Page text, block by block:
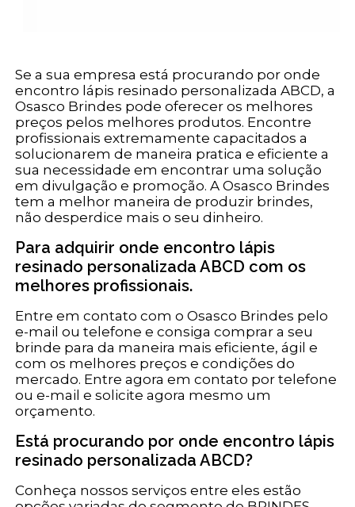
Se a sua empresa está procurando por onde
encontro lápis resinado personalizada ABCD, a
Osasco Brindes pode oferecer os melhores
preços pelos melhores produtos. Encontre
profissionais extremamente capacitados a
solucionarem de maneira pratica e eficiente a
sua necessidade em encontrar uma solução
em divulgação e promoção. A Osasco Brindes
tem a melhor maneira de produzir brindes,
não desperdice mais o seu dinheiro.
Para adquirir onde encontro lápis
resinado personalizada ABCD com os
melhores profissionais.
Entre em contato com o Osasco Brindes pelo
e-mail ou telefone e consiga comprar a seu
brinde para da maneira mais eficiente, ágil e
com os melhores preços e condições do
mercado. Entre agora em contato por telefone
ou e-mail e solicite agora mesmo um
orçamento.
Está procurando por onde encontro lápis
resinado personalizada ABCD?
Conheça nossos serviços entre eles estão